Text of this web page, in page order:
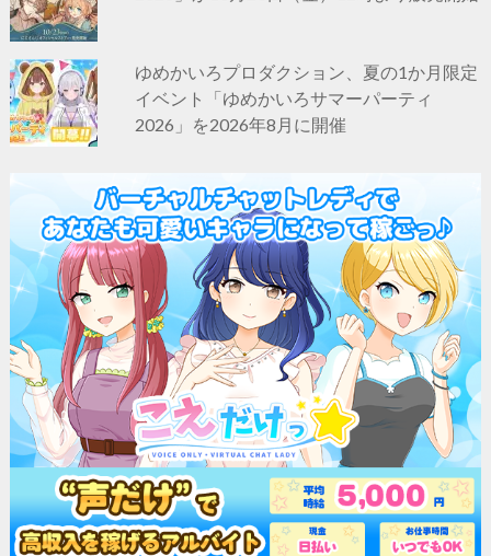
ゆめかいろプロダクション、夏の1か月限定
イベント「ゆめかいろサマーパーティ
2026」を2026年8月に開催